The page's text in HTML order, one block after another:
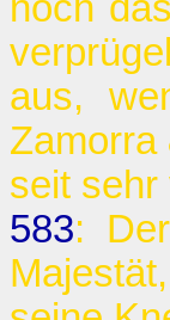
noch
aus,
seit sehr
583: